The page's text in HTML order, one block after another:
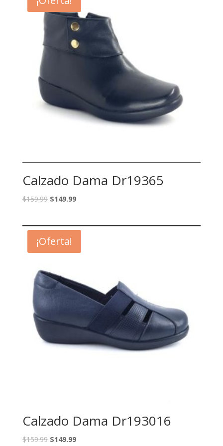
Calzado Dama Dr19365
$159.99 $149.99
¡Oferta!
Calzado Dama Dr193016
$159.99 $149.99